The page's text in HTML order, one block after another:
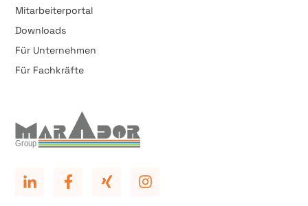
Mitarbeiterportal
Downloads
Für Unternehmen
Für Fachkräfte